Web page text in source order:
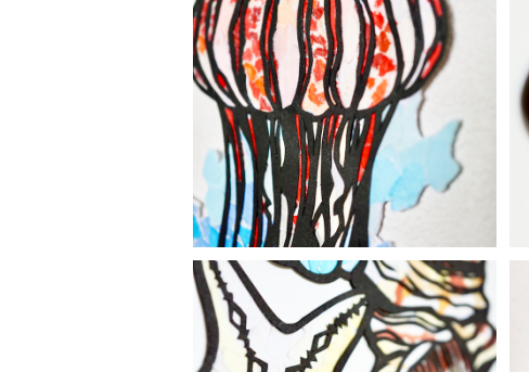
【ちぎり絵×切り絵】原画アート『k
u-rage（海月）』
¥12,000